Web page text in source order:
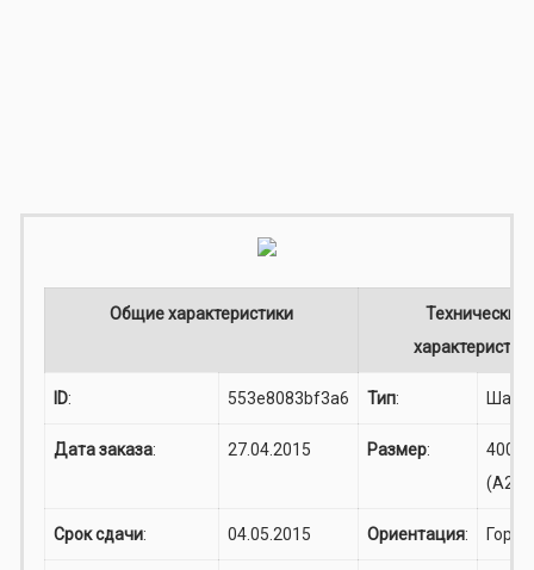
Общие характеристики
Технические
ID: 553e8083bf3a6 Тип: Шарж
Дата заказа: 27.04.2015 Размер:
(A2)
Срок сдачи: 04.05.2015 Ориентация: